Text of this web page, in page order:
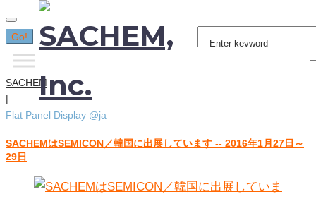
Search
for:
Go!
SACHEM
|
Flat Panel Display @ja
カ
テ
SACHEMはSEMICON／韓国に出展しています -- 2016年1月27日～
29日